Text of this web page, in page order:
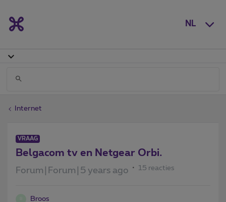
NL
Internet
VRAAG
Belgacom tv en Netgear Orbi.
Forum|Forum|5 years ago 15 reacties
Broos